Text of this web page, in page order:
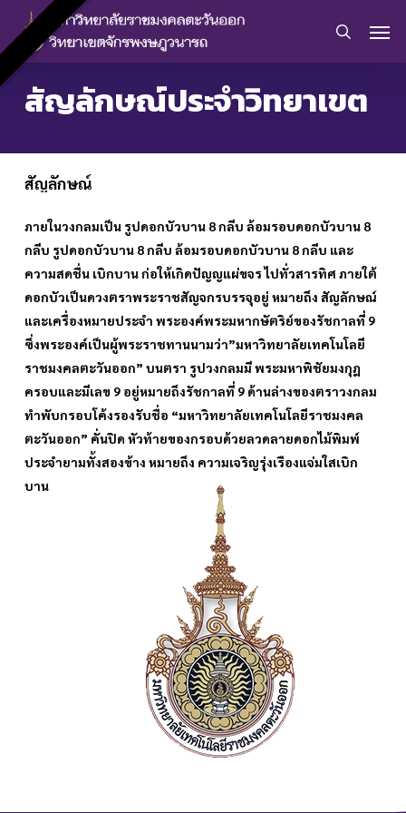
main
content
search
สัญลักษณ์ประจำวิทยาเขต
สัญลักษณ์
ภายในวงกลมเป็น รูปดอกบัวบาน 8 กลีบ ล้อมรอบดอกบัวบาน 8
กลีบ รูปดอกบัวบาน 8 กลีบ ล้อมรอบดอกบัวบาน 8 กลีบ และ
ความสดชื่น เบิกบาน ก่อให้เกิดปัญญแผ่ขจร ไปทั่วสารทิศ ภายใต้
ดอกบัวเป็นดวงตราพระราชสัญจกรบรรจุอยู่ หมายถึง สัญลักษณ์
และเครื่องหมายประจำ พระองค์พระมหากษัตริย์ของรัชกาลที่ 9
ซึ่งพระองค์เป็นผู้พระราชทานนามว่า”มหาวิทยาลัยเทคโนโลยี
ราชมงคลตะวันออก” บนตรา รูปวงกลมมีพระมหาพิชัยมงกุฎ
ครอบและมีเลข 9 อยู่หมายถึงรัชกาลที่ 9 ด้านล่างของตราวงกลม
ทำพับกรอบโค้งรองรับชื่อ “มหาวิทยาลัยเทคโนโลยีราชมงคล
ตะวันออก” คั่นปิด หัวท้ายของกรอบด้วยลวดลายดอกไม้พิมพ์
ประจำยามทั้งสองข้าง หมายถึง ความเจริญรุ่งเรืองแจ่มใสเบิก
บาน